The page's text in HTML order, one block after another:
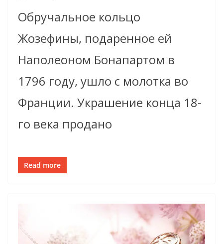
Обручальное кольцо
Жозефины, подаренное ей
Наполеоном Бонапартом в
1796 году, ушло с молотка во
Франции. Украшение конца 18-
го века продано
Read more